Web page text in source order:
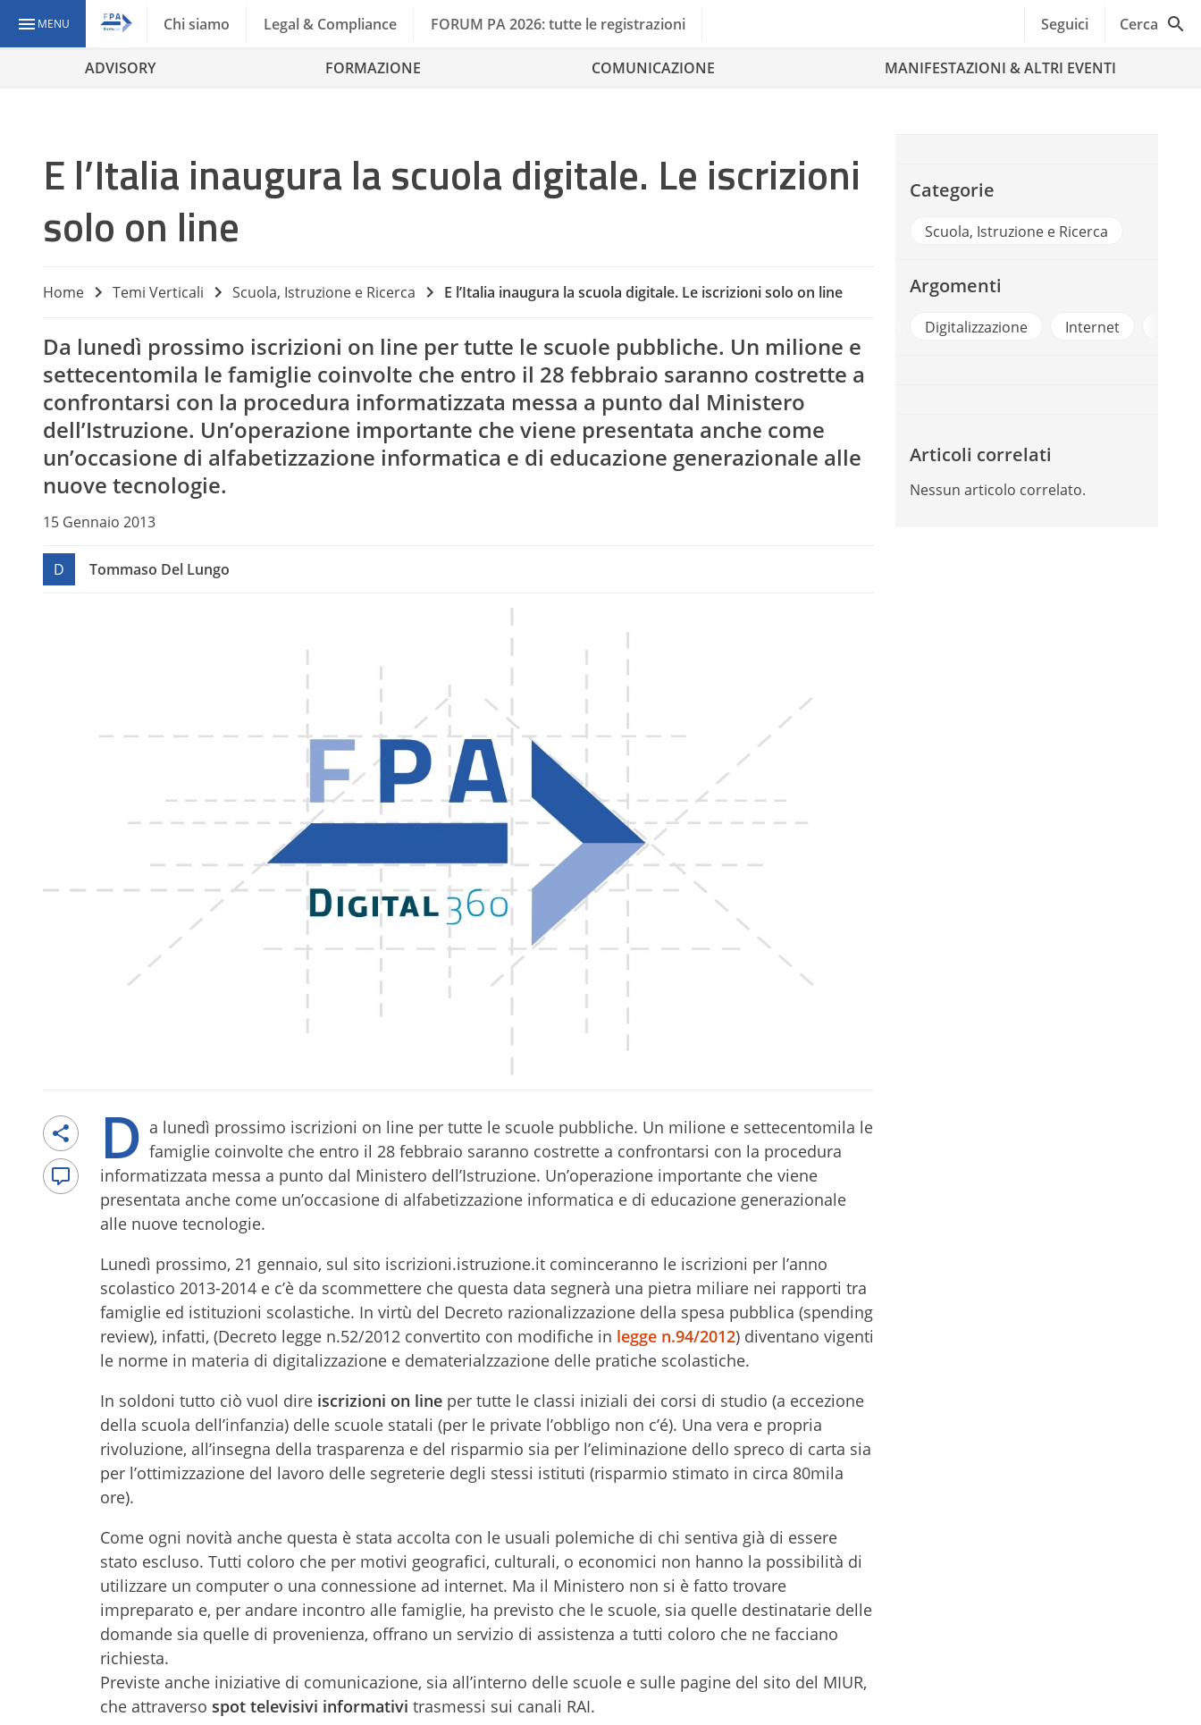
MENU Chi siamo Legal & Compliance FORUM PA 2026: tutte le registrazioni Seguici Cerca
ADVISORY FORMAZIONE COMUNICAZIONE MANIFESTAZIONI & ALTRI EVENTI
E l’Italia inaugura la scuola digitale. Le iscrizioni
solo on line
Home Temi Verticali Scuola, Istruzione e Ricerca E l’Italia inaugura la scuola digitale. Le iscrizioni solo on line
Da lunedì prossimo iscrizioni on line per tutte le scuole pubbliche. Un milione e
settecentomila le famiglie coinvolte che entro il 28 febbraio saranno costrette a
confrontarsi con la procedura informatizzata messa a punto dal Ministero
dell’Istruzione. Un’operazione importante che viene presentata anche come
un’occasione di alfabetizzazione informatica e di educazione generazionale alle
nuove tecnologie.
15 Gennaio 2013
D Tommaso Del Lungo
D a lunedì prossimo iscrizioni on line per tutte le scuole pubbliche. Un milione e settecentomila le
famiglie coinvolte che entro il 28 febbraio saranno costrette a confrontarsi con la procedura
informatizzata messa a punto dal Ministero dell’Istruzione. Un’operazione importante che viene
presentata anche come un’occasione di alfabetizzazione informatica e di educazione generazionale
alle nuove tecnologie.
Lunedì prossimo, 21 gennaio, sul sito iscrizioni.istruzione.it cominceranno le iscrizioni per l’anno
scolastico 2013-2014 e c’è da scommettere che questa data segnerà una pietra miliare nei rapporti tra
famiglie ed istituzioni scolastiche. In virtù del Decreto razionalizzazione della spesa pubblica (spending
review), infatti, (Decreto legge n.52/2012 convertito con modifiche in legge n.94/2012) diventano vigenti
le norme in materia di digitalizzazione e dematerialzzazione delle pratiche scolastiche.
In soldoni tutto ciò vuol dire iscrizioni on line per tutte le classi iniziali dei corsi di studio (a eccezione
della scuola dell’infanzia) delle scuole statali (per le private l’obbligo non c’é). Una vera e propria
rivoluzione, all’insegna della trasparenza e del risparmio sia per l’eliminazione dello spreco di carta sia
per l’ottimizzazione del lavoro delle segreterie degli stessi istituti (risparmio stimato in circa 80mila
ore).
Come ogni novità anche questa è stata accolta con le usuali polemiche di chi sentiva già di essere
stato escluso. Tutti coloro che per motivi geografici, culturali, o economici non hanno la possibilità di
utilizzare un computer o una connessione ad internet. Ma il Ministero non si è fatto trovare
impreparato e, per andare incontro alle famiglie, ha previsto che le scuole, sia quelle destinatarie delle
domande sia quelle di provenienza, offrano un servizio di assistenza a tutti coloro che ne facciano
richiesta.
Previste anche iniziative di comunicazione, sia all’interno delle scuole e sulle pagine del sito del MIUR,
che attraverso spot televisivi informativi trasmessi sui canali RAI.
Categorie
Scuola, Istruzione e Ricerca
Argomenti
Digitalizzazione Internet
Articoli correlati
Nessun articolo correlato.